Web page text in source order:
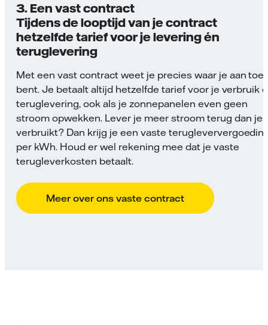
3. Een vast contract
Tijdens de looptijd van je contract
hetzelfde tarief voor je levering én
teruglevering
Met een vast contract weet je precies waar je aan toe
bent. Je betaalt altijd hetzelfde tarief voor je verbruik
teruglevering, ook als je zonnepanelen even geen
stroom opwekken. Lever je meer stroom terug dan je
verbruikt? Dan krijg je een vaste
per kWh. Houd er wel rekening mee dat je vaste
terugleverkosten betaalt.
Meer over ons vaste contract